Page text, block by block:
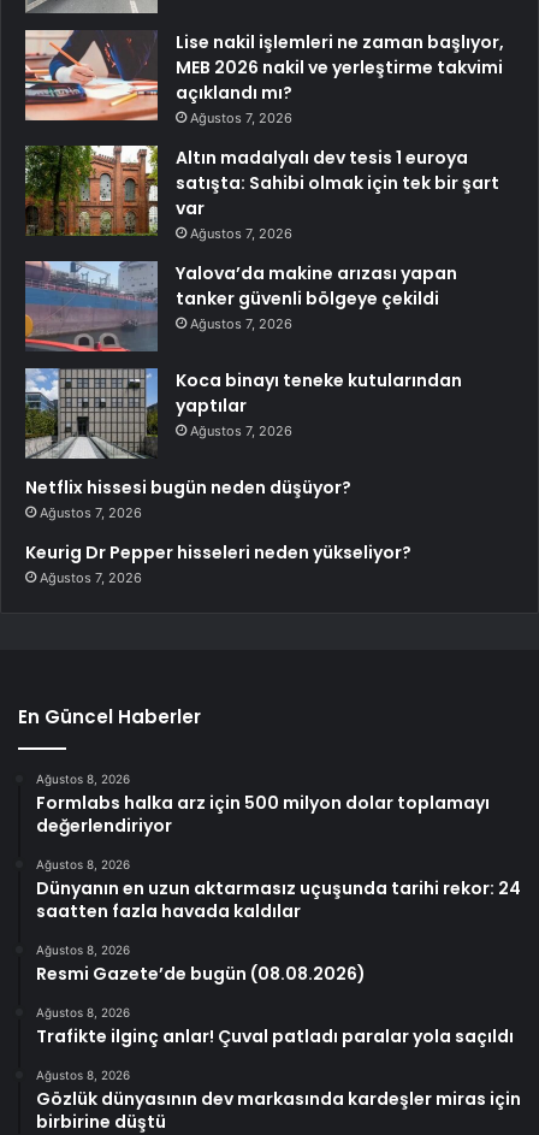
Lise nakil işlemleri ne zaman başlıyor,
MEB 2026 nakil ve yerleştirme takvimi
açıklandı mı?
Ağustos 7, 2026
Altın madalyalı dev tesis 1 euroya
satışta: Sahibi olmak için tek bir şart
var
Ağustos 7, 2026
Yalova’da makine arızası yapan
tanker güvenli bölgeye çekildi
Ağustos 7, 2026
Koca binayı teneke kutularından
yaptılar
Ağustos 7, 2026
Netflix hissesi bugün neden düşüyor?
Ağustos 7, 2026
Keurig Dr Pepper hisseleri neden yükseliyor?
Ağustos 7, 2026
En Güncel Haberler
Ağustos 8, 2026
Formlabs halka arz için 500 milyon dolar toplamayı
değerlendiriyor
Ağustos 8, 2026
Dünyanın en uzun aktarmasız uçuşunda tarihi rekor: 24
saatten fazla havada kaldılar
Ağustos 8, 2026
Resmi Gazete’de bugün (08.08.2026)
Ağustos 8, 2026
Trafikte ilginç anlar! Çuval patladı paralar yola saçıldı
Ağustos 8, 2026
Gözlük dünyasının dev markasında kardeşler miras için
birbirine düştü